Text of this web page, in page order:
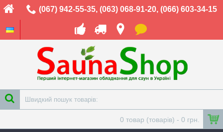
(067) 942-55-35, (063) 068-91-20, (066) 603-34-15
0 товар (товарів) - 0 грн.